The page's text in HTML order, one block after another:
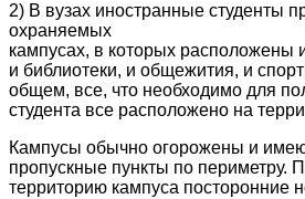
2) В вузах иностранные студенты
охраняемых
кампусах, в которых расположены
и библиотеки, и общежития, и
общем, все, что необходимо для
студента все расположено на
Кампусы обычно огорожены и
пропускные пункты по периметру.
территорию кампуса посторонние